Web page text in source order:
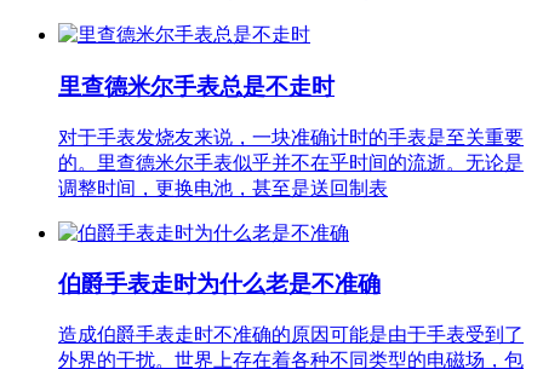
里查德米尔手表总是不走时
对于手表发烧友来说，一块准确计时的手表是至关重要
的。里查德米尔手表似乎并不在乎时间的流逝。无论是
调整时间，更换电池，甚至是送回制表
伯爵手表走时为什么老是不准确
造成伯爵手表走时不准确的原因可能是由于手表受到了
外界的干扰。世界上存在着各种不同类型的电磁场，包